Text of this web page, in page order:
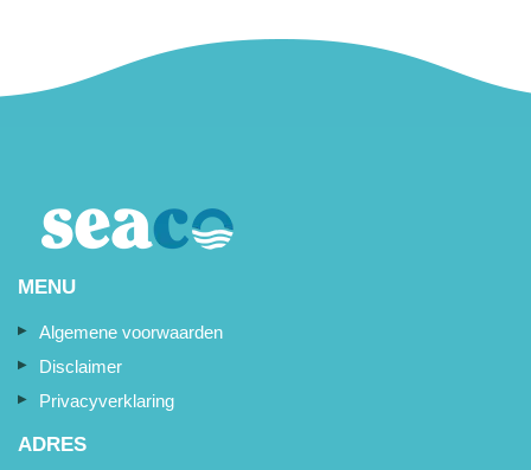
MENU
Algemene voorwaarden
Disclaimer
Privacyverklaring
ADRES